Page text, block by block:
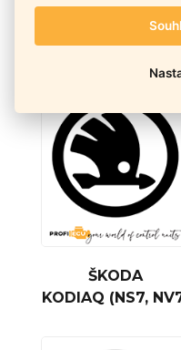
KAMIQ (NW4)
ŠKODA
KODIAQ (NS7,